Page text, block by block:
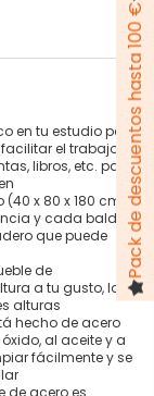
en tu estudio para
el trabajo y
libros, etc. para
x 80 x 180 cm)
y cada balda
que puede
de
a tu gusto, lo
alturas
hecho de acero
al aceite y a
fácilmente y se
de acero es
Pack de descuentos hasta 100 €